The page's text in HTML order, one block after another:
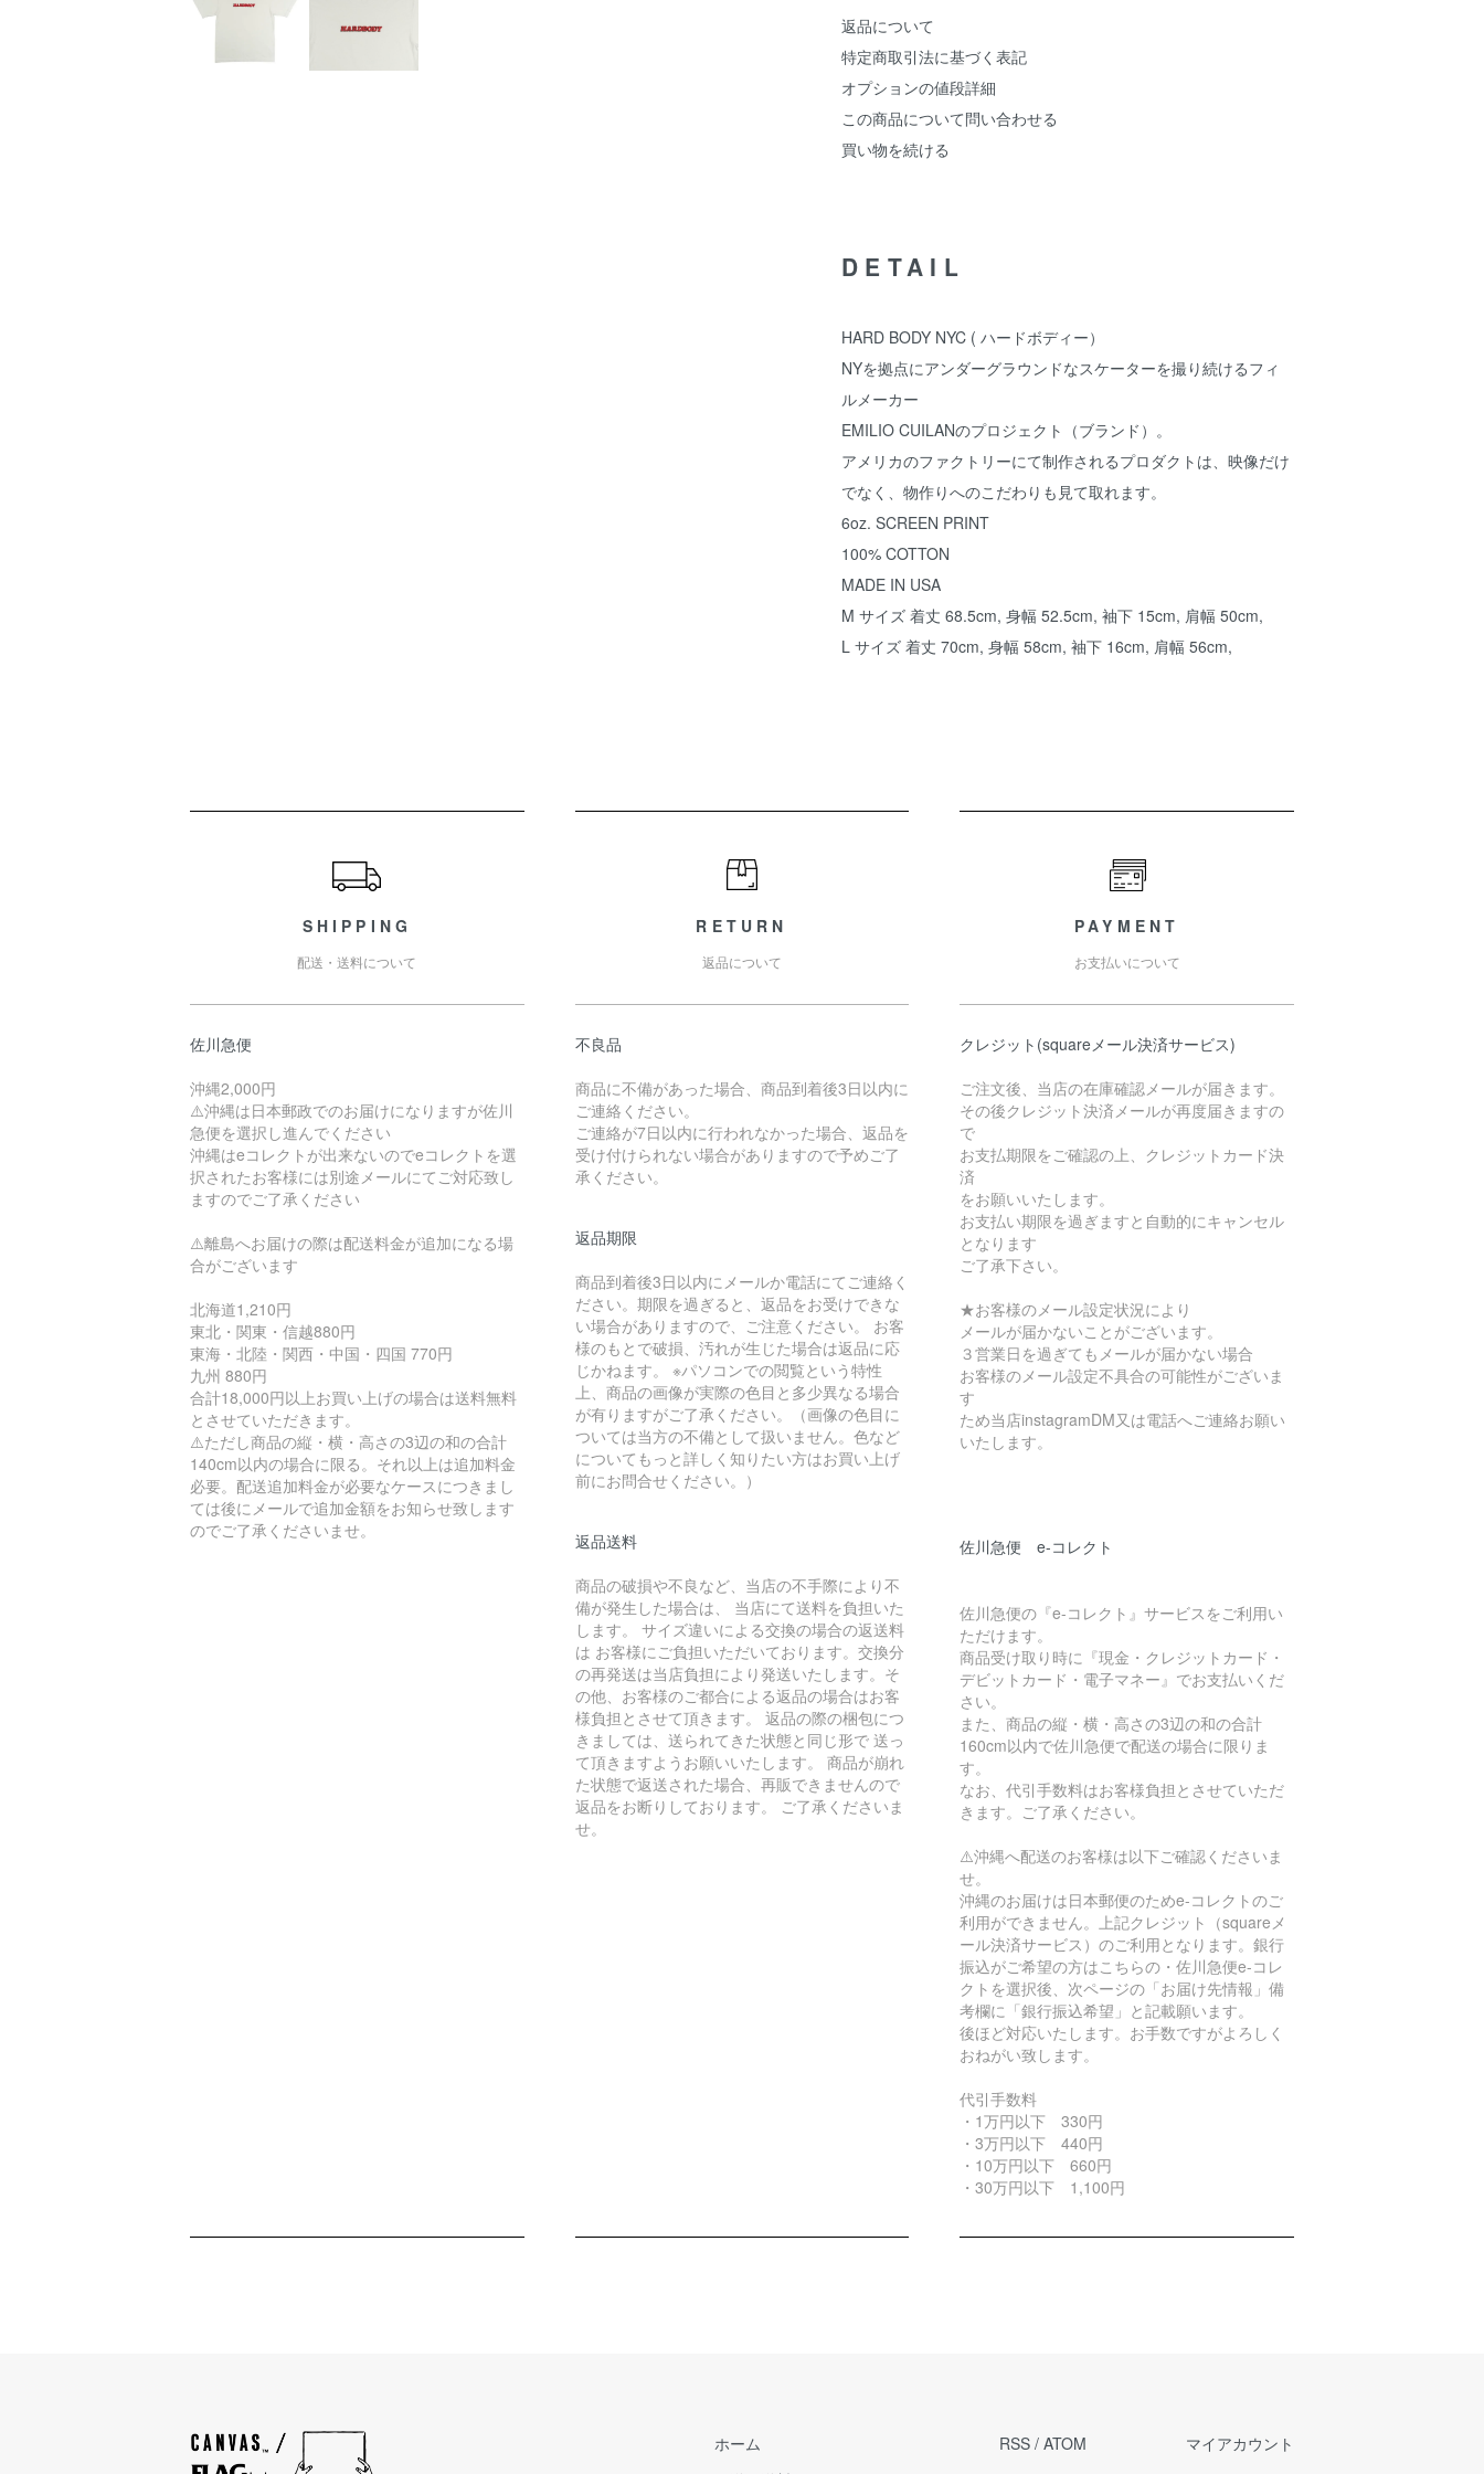
返品について
特定商取引法に基づく表記
オプションの値段詳細
この商品について問い合わせる
買い物を続ける
DETAIL
HARD BODY NYC ( ハードボディー）
NYを拠点にアンダーグラウンドなスケーターを撮り続けるフィ
ルメーカー
EMILIO CUILANのプロジェクト（ブランド）。
アメリカのファクトリーにて制作されるプロダクトは、映像だけ
でなく、物作りへのこだわりも見て取れます。
6oz. SCREEN PRINT
100% COTTON
MADE IN USA
M サイズ 着丈 68.5cm, 身幅 52.5cm, 袖下 15cm, 肩幅 50cm,
L サイズ 着丈 70cm, 身幅 58cm, 袖下 16cm, 肩幅 56cm,
SHIPPING
配送・送料について
佐川急便
沖縄2,000円
⚠️沖縄は日本郵政でのお届けになりますが佐川
急便を選択し進んでください
沖縄はeコレクトが出来ないのでeコレクトを選
択されたお客様には別途メールにてご対応致し
ますのでご了承ください
⚠️離島へお届けの際は配送料金が追加になる場
合がございます
北海道1,210円
東北・関東・信越880円
東海・北陸・関西・中国・四国 770円
九州 880円
合計18,000円以上お買い上げの場合は送料無料
とさせていただきます。
⚠️ただし商品の縦・横・高さの3辺の和の合計
140cm以内の場合に限る。それ以上は追加料金
必要。配送追加料金が必要なケースにつきまし
ては後にメールで追加金額をお知らせ致します
のでご了承くださいませ。
RETURN
返品について
不良品
商品に不備があった場合、商品到着後3日以内に
ご連絡ください。
ご連絡が7日以内に行われなかった場合、返品を
受け付けられない場合がありますので予めご了
承ください。
返品期限
商品到着後3日以内にメールか電話にてご連絡く
ださい。期限を過ぎると、返品をお受けできな
い場合がありますので、ご注意ください。 お客
様のもとで破損、汚れが生じた場合は返品に応
じかねます。 ※パソコンでの閲覧という特性
上、商品の画像が実際の色目と多少異なる場合
が有りますがご了承ください。（画像の色目に
ついては当方の不備として扱いません。色など
についてもっと詳しく知りたい方はお買い上げ
前にお問合せください。）
返品送料
商品の破損や不良など、当店の不手際により不
備が発生した場合は、 当店にて送料を負担いた
します。 サイズ違いによる交換の場合の返送料
は お客様にご負担いただいております。交換分
の再発送は当店負担により発送いたします。そ
の他、お客様のご都合による返品の場合はお客
様負担とさせて頂きます。 返品の際の梱包につ
きましては、送られてきた状態と同じ形で 送っ
て頂きますようお願いいたします。 商品が崩れ
た状態で返送された場合、再販できませんので
返品をお断りしております。 ご了承くださいま
せ。
PAYMENT
お支払いについて
クレジット(squareメール決済サービス)
ご注文後、当店の在庫確認メールが届きます。
その後クレジット決済メールが再度届きますの
で
お支払期限をご確認の上、クレジットカード決
済
をお願いいたします。
お支払い期限を過ぎますと自動的にキャンセル
となります
ご了承下さい。
★お客様のメール設定状況により
メールが届かないことがございます。
３営業日を過ぎてもメールが届かない場合
お客様のメール設定不具合の可能性がございま
す
ため当店instagramDM又は電話へご連絡お願い
いたします。
佐川急便 e-コレクト
佐川急便の『e-コレクト』サービスをご利用い
ただけます。
商品受け取り時に『現金・クレジットカード・
デビットカード・電子マネー』でお支払いくだ
さい。
また、商品の縦・横・高さの3辺の和の合計
160cm以内で佐川急便で配送の場合に限りま
す。
なお、代引手数料はお客様負担とさせていただ
きます。ご了承ください。
⚠️沖縄へ配送のお客様は以下ご確認くださいま
せ。
沖縄のお届けは日本郵便のためe-コレクトのご
利用ができません。上記クレジット（squareメ
ール決済サービス）のご利用となります。銀行
振込がご希望の方はこちらの・佐川急便e-コレ
クトを選択後、次ページの「お届け先情報」備
考欄に「銀行振込希望」と記載願います。
後ほど対応いたします。お手数ですがよろしく
おねがい致します。
代引手数料
・1万円以下 330円
・3万円以下 440円
・10万円以下 660円
・30万円以下 1,100円
ホーム
RSS / ATOM
マイアカウント